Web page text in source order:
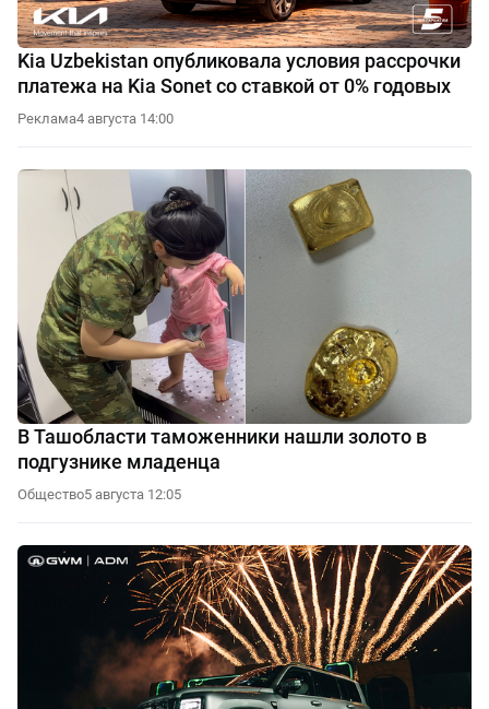
Kia Uzbekistan опубликовала условия рассрочки
платежа на Kia Sonet со ставкой от 0% годовых
Реклама4 августа 14:00
В Ташобласти таможенники нашли золото в
подгузнике младенца
Общество5 августа 12:05